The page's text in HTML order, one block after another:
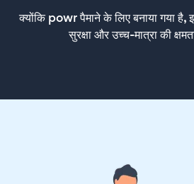
क्योंकि powr पैमाने के लिए बनाया गया है,
सुरक्षा और उच्च-मात्रा की